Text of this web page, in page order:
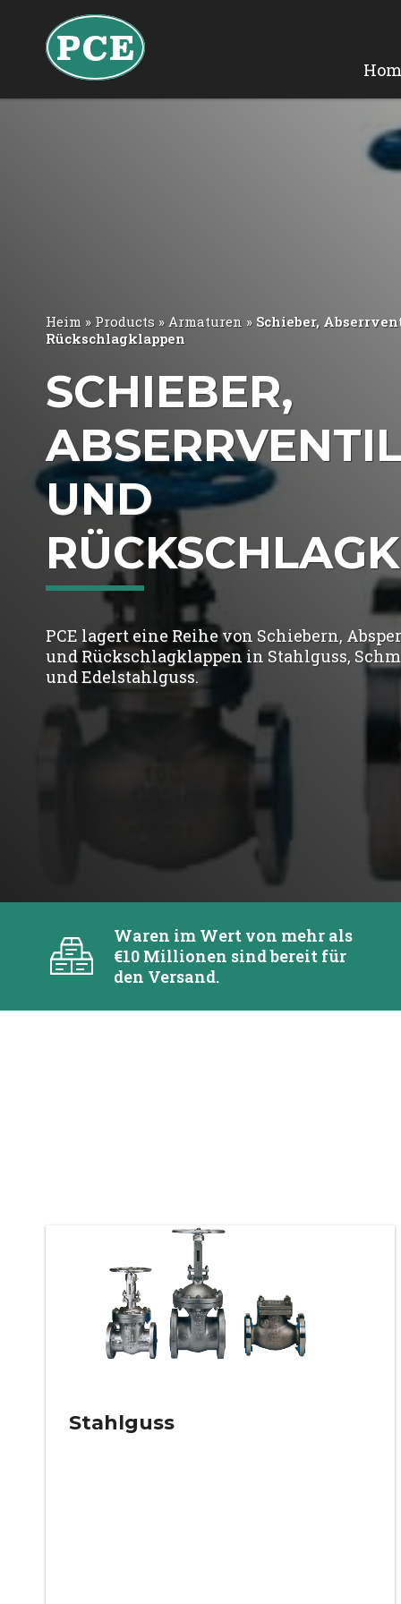
Heim » Products» Armaturen » Schieber,
Rückschlagklappen
SCHIEBER,
UND
PCE lagert eine Reihe von Schiebern,
und Rückschlagklappen in Stahlguss,
und Edelstahlguss.
Waren im Wert von mehr als
€10 Millionen sind bereit für
den Versand.
Stahlguss